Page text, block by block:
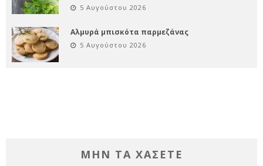
5 Αυγούστου 2026
Αλμυρά μπισκότα παρμεζάνας
5 Αυγούστου 2026
ΜΗΝ ΤΑ ΧΑΣΕΤΕ